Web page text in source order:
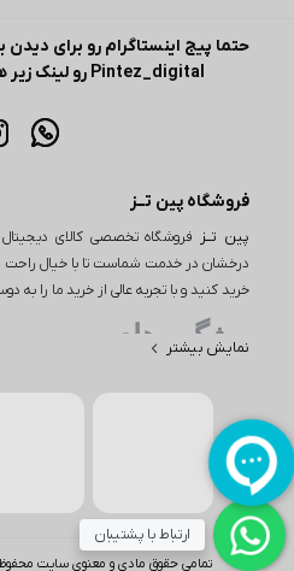
حتما پیج اینستاگرام رو برای
Pintez_digital رو لینک زیر هم میتونید کلیک کنید
فروشگاه پین تــز
پین تــز
درخشان در خدمت شماست تا با خیال راحت
خرید کنید و با تجربه عالی از خرید ما را به
ویژگی های مهم پین
لوازم دیجیتال، لوازم خانگی و بسیاری
عنوان مثال، اگر به دنبال خرید یا
مجموعه‌ای از بهترین گوشی‌ها از برندهای
بسیاری از برندهای دیگر را در
نمایش بیشتر
تمامی حقوق مادی و معنوی سایت محفوظ
ارتباط با پشتیبان